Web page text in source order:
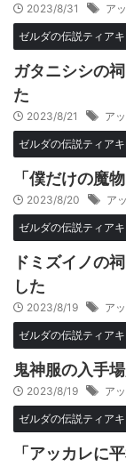
2023/8/31 ア
ゼルダの伝説ティア
ガタニシシの
た
2023/8/21 ア
ゼルダの伝説ティア
「僕だけの魔
2023/8/20 ア
ゼルダの伝説ティア
ドミズイノの
した
2023/8/19 ア
ゼルダの伝説ティア
鬼神服の入手
2023/8/19 ア
ゼルダの伝説ティア
「アッカレに